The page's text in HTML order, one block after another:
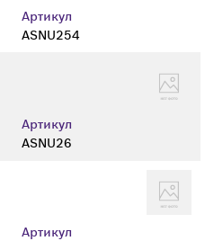
Артикул
ASNU254
Артикул
ASNU26
Артикул